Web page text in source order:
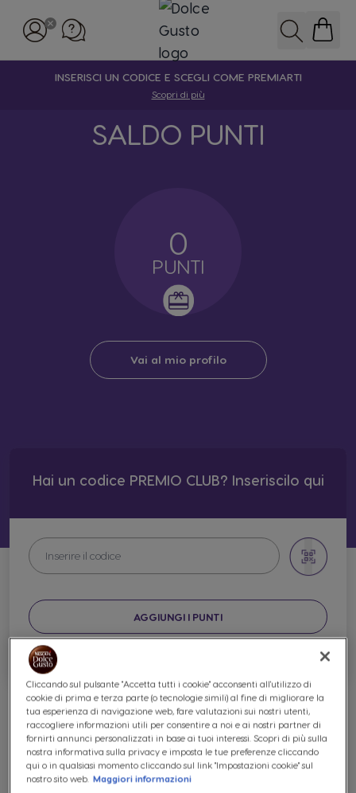
Cerca
INSERISCI UN CODICE E SCEGLI COME PREMIARTI
Scopri di più
SALDO PUNTI
0
PUNTI
Vai al mio profilo
Hai un codice PREMIO CLUB? Inseriscilo qui
AGGIUNGI I PUNTI
Scopri PREMIO CLUB
Cliccando sul pulsante "Accetta tutti i cookie" acconsenti all'utilizzo di
cookie di prima e terza parte (o tecnologie simili) al fine di migliorare la
tua esperienza di navigazione web, fare valutazioni sui nostri utenti,
raccogliere informazioni utili per consentire a noi e ai nostri partner di
fornirti annunci personalizzati in base ai tuoi interessi. Scopri di più sulla
nostra informativa sulla privacy e imposta le tue preferenze cliccando
qui o in qualsiasi momento cliccando sul link "Impostazioni cookie" sul
nostro sito web. Maggiori informazioni